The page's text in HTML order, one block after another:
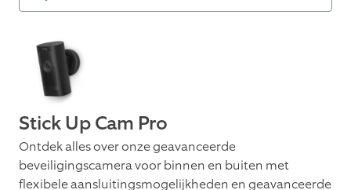
Stick Up Cam Pro
Ontdek alles over onze geavanceerde
beveiligingscamera voor binnen en buiten met
flexibele aansluitingsmogelijkheden en geavanceerde